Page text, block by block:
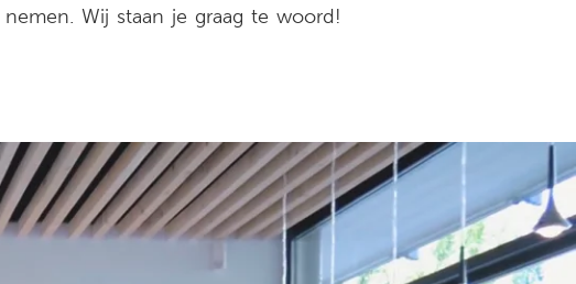
Wij staan je graag te woord!